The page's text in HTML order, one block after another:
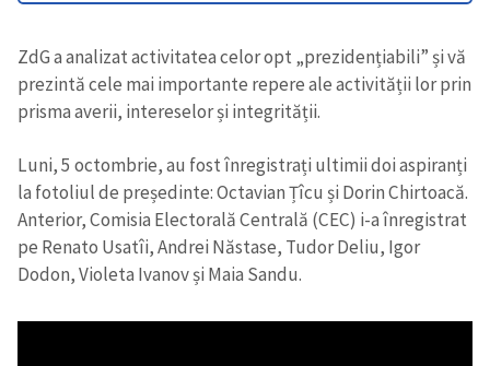
ZdG a analizat activitatea celor opt „prezidențiabili” și vă
prezintă cele mai importante repere ale activității lor prin
prisma averii, intereselor și integrității.
Luni, 5 octombrie, au fost înregistrați ultimii doi aspiranți
la fotoliul de președinte: Octavian Țîcu și Dorin Chirtoacă.
Anterior, Comisia Electorală Centrală (CEC) i-a înregistrat
pe Renato Usatîi, Andrei Năstase, Tudor Deliu, Igor
Dodon, Violeta Ivanov și Maia Sandu.